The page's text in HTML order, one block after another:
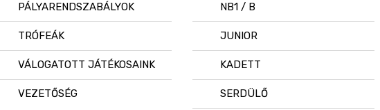
PÁLYARENDSZABÁLYOK
TRÓFEÁK
VÁLOGATOTT JÁTÉKOSAINK
VEZETŐSÉG
NB1 / B
JUNIOR
KADETT
SERDÜLŐ